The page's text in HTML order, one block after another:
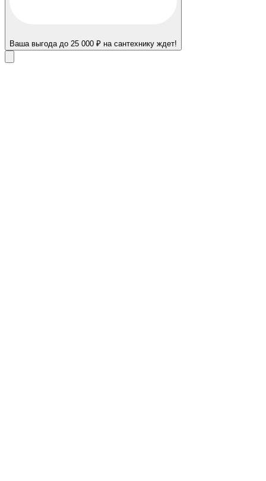
Ваша выгода до 25 000 ₽ на сантехнику ждет!